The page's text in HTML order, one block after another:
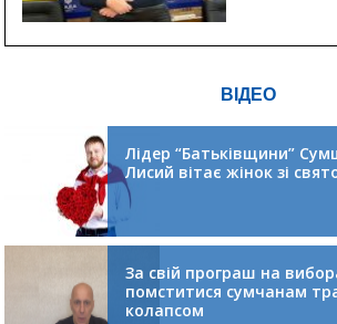
ВІДЕО
Лідер “Батьківщини”
Лисий вітає жінок зі
За свій програш на
помститися сумчанам
колапсом